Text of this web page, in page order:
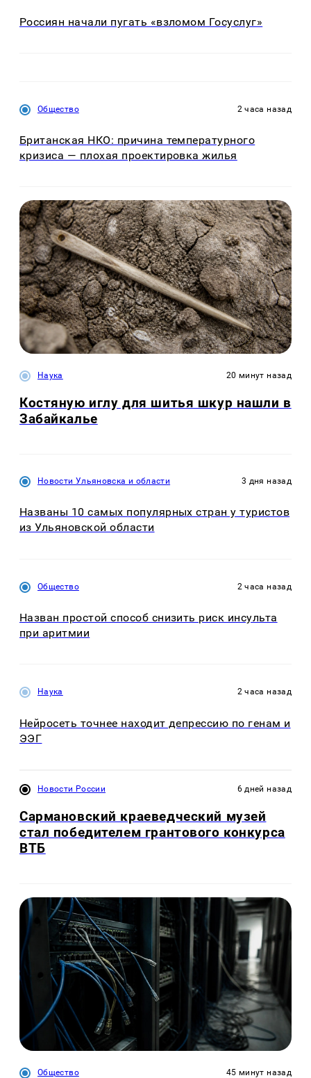
Россиян начали пугать «взломом Госуслуг»
Общество 2 часа назад
Британская НКО: причина температурного
кризиса — плохая проектировка жилья
Наука 20 минут назад
Костяную иглу для шитья шкур нашли в
Забайкалье
Новости Ульяновска и области 3 дня назад
Названы 10 самых популярных стран у туристов
из Ульяновской области
Общество 2 часа назад
Назван простой способ снизить риск инсульта
при аритмии
Наука 2 часа назад
Нейросеть точнее находит депрессию по генам и
ЭЭГ
Новости России 6 дней назад
Сармановский краеведческий музей
стал победителем грантового конкурса
ВТБ
Общество 45 минут назад